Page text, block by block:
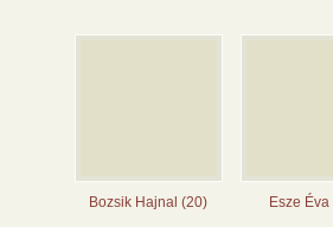
Bozsik Hajnal (20) Esze